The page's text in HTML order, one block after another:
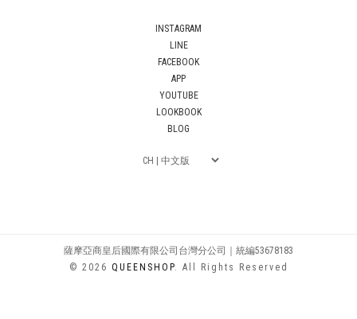
INSTAGRAM
LINE
FACEBOOK
APP
YOUTUBE
LOOKBOOK
BLOG
薩摩亞商皇后國際有限公司台灣分公司｜統編53678183
© 2026 QUEENSHOP. All Rights Reserved